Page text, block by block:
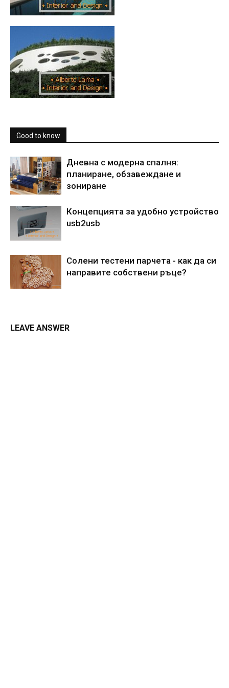
Good to know
Дневна с модерна спалня:
планиране, обзавеждане и
зониране
Концепцията за удобно устройство
usb2usb
Солени тестени парчета - как да си
направите собствени ръце?
LEAVE ANSWER